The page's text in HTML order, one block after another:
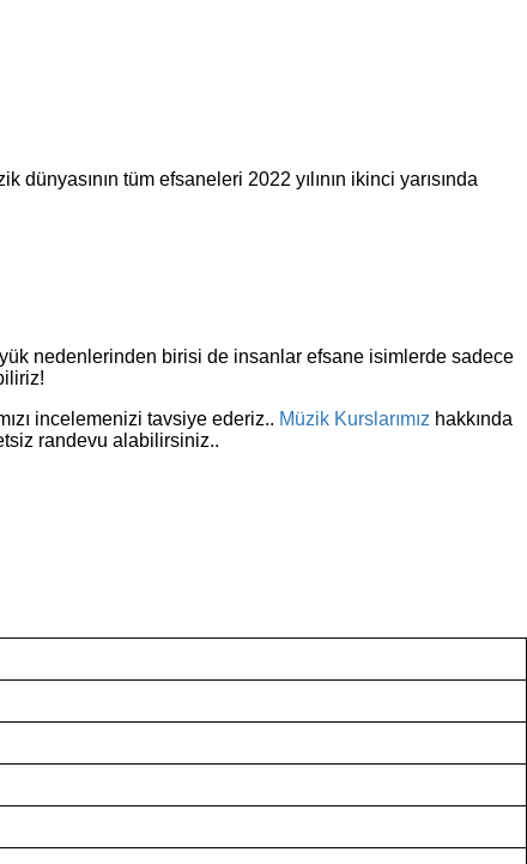
dünyasının tüm efsaneleri 2022 yılının ikinci yarısında
nedenlerinden birisi de insanlar efsane isimlerde sadece
incelemenizi tavsiye ederiz.. Müzik Kurslarımız hakkında
randevu alabilirsiniz..